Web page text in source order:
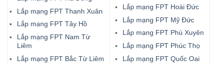
Lắp mạng FPT Thanh Xuân
Lắp mạng FPT Tây Hồ
Lắp mạng FPT Nam Từ
Liêm
Lắp mạng FPT Bắc Từ Liêm
Lắp mạng FPT Hoài Đức
Lắp mạng FPT Mỹ Đức
Lắp mạng FPT Phú Xuyên
Lắp mạng FPT Phúc Thọ
Lắp mạng FPT Quốc Oai